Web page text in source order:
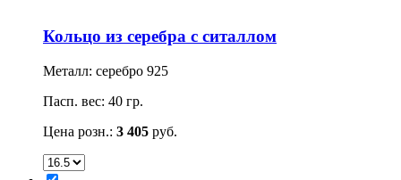
Кольцо из серебра с ситаллом
Металл: серебро 925
Пасп. вес: 40 гр.
Цена розн.: 3 405 руб.